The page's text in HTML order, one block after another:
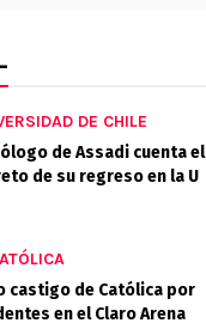
DE CHILE
de Assadi cuenta el
de su regreso en la U
castigo de Católica por
en el Claro Arena